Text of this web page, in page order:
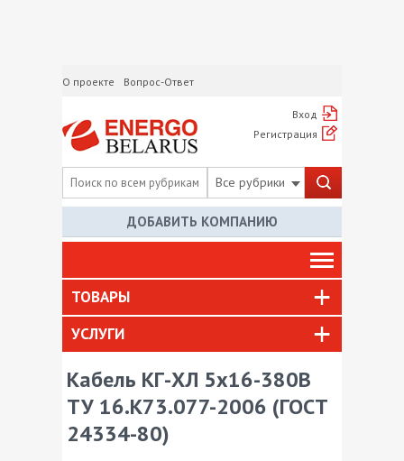
О проекте Вопрос-Ответ
Вход
Регистрация
Все рубрики
ДОБАВИТЬ КОМПАНИЮ
ТОВАРЫ
УСЛУГИ
Кабель КГ-ХЛ 5х16-380В
ТУ 16.К73.077-2006 (ГОСТ
24334-80)